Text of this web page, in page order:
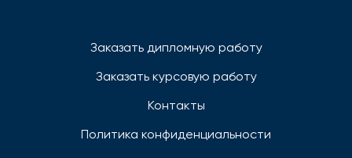
Заказать дипломную работу
Заказать курсовую работу
Контакты
Политика конфиденциальности